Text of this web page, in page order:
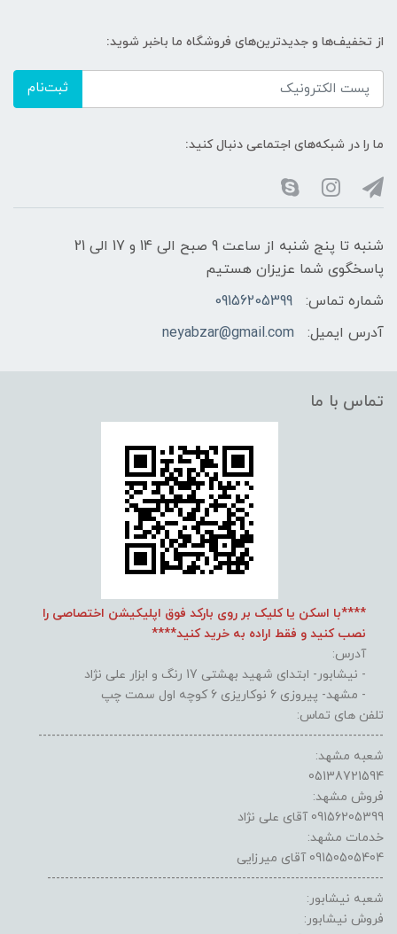
از تخفیف‌ها و جدیدترین‌های فروشگاه ما باخبر شوید:
ثبت‌نام
ما را در شبکه‌های اجتماعی دنبال کنید:
شنبه تا پنج شنبه از ساعت 9 صبح الی 14 و 17 الی 21
پاسخگوی شما عزیزان هستیم
شماره تماس:
09156205399
آدرس ایمیل:
neyabzar@gmail.com
تماس با ما
****با اسکن یا کلیک بر روی بارکد فوق اپلیکیشن اختصاصی را
نصب کنید و فقط اراده به خرید کنید****
آدرس:
- نیشابور- ابتدای شهید بهشتی 17 رنگ و ابزار علی نژاد
- مشهد- پیروزی 6 نوکاریزی 6 کوچه اول سمت چپ
تلفن های تماس:
------------------------------------------------------------------------------
شعبه مشهد:
05138721594
فروش مشهد:
09156205399 آقای علی نژاد
خدمات مشهد:
09150505404 آقای میرزایی
----------------------------------------------------------------------------
شعبه نیشابور:
فروش نیشابور: